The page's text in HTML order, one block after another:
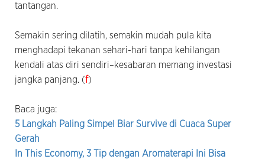
tantangan.
Semakin sering dilatih, semakin mudah pula kita
menghadapi tekanan sehari-hari tanpa kehilangan
kendali atas diri sendiri–kesabaran memang investasi
jangka panjang. (f)
Baca juga:
5 Langkah Paling Simpel Biar Survive di Cuaca Super
Gerah
In This Economy, 3 Tip dengan Aromaterapi Ini Bisa